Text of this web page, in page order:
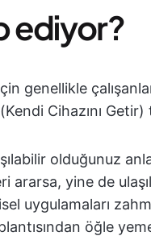
ediyor?
genellikle
Cihazını
olduğunuz
ararsa, yine de
uygulamaları
öğle